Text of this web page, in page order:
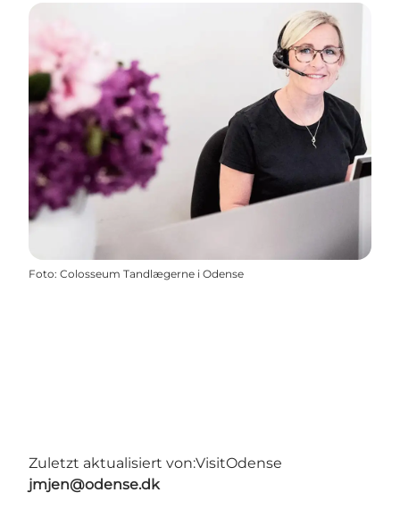
Foto: Colosseum Tandlægerne i Odense
Zuletzt aktualisiert von:VisitOdense
jmjen@odense.dk